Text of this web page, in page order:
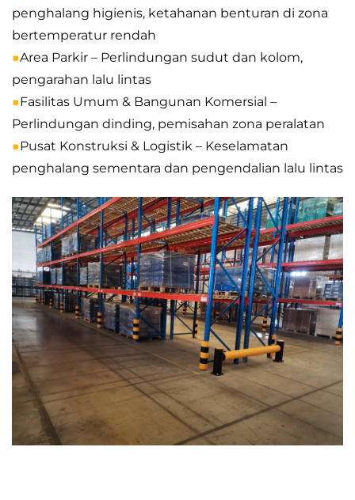
penghalang higienis, ketahanan benturan di zona
bertemperatur rendah
■Area Parkir – Perlindungan sudut dan kolom,
pengarahan lalu lintas
■Fasilitas Umum & Bangunan Komersial –
Perlindungan dinding, pemisahan zona peralatan
■Pusat Konstruksi & Logistik – Keselamatan
penghalang sementara dan pengendalian lalu lintas